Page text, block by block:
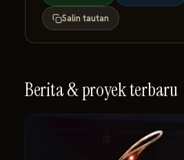
Salin tautan
Berita & proyek terbaru